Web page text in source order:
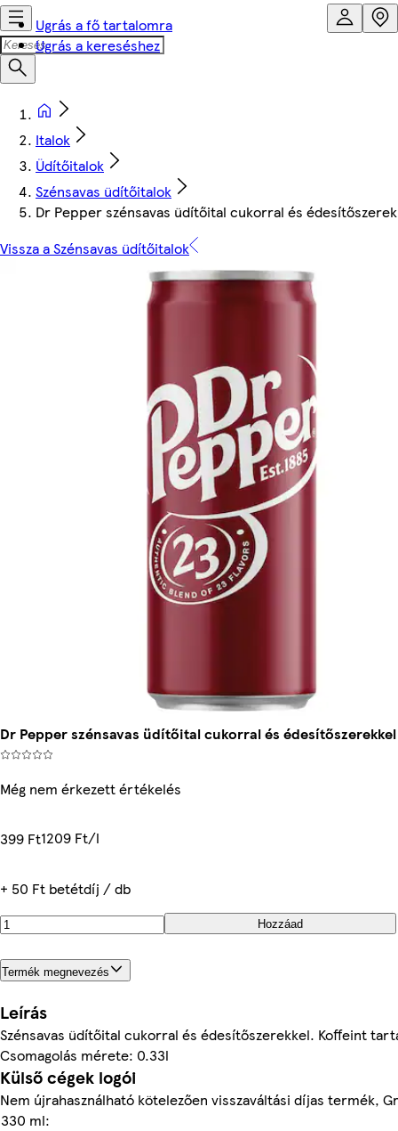
Ugrás a fő tartalomra
Ugrás a kereséshez
Italok
Üdítőitalok
Szénsavas üdítőitalok
Dr Pepper szénsavas üdítőital cukorral és
Vissza a Szénsavas üdítőitalok
Dr Pepper szénsavas üdítőital cukorral és
Még nem érkezett értékelés
399 Ft1209 Ft/l
+ 50 Ft betétdíj / db
Hozzáad
Termék megnevezés
Leírás
Szénsavas üdítőital cukorral és édesítőszerekkel. Koffeint
Csomagolás mérete: 0.33l
Külső cégek logói
Nem újrahasználható kötelezően visszaváltási díjas termék,
330 ml: